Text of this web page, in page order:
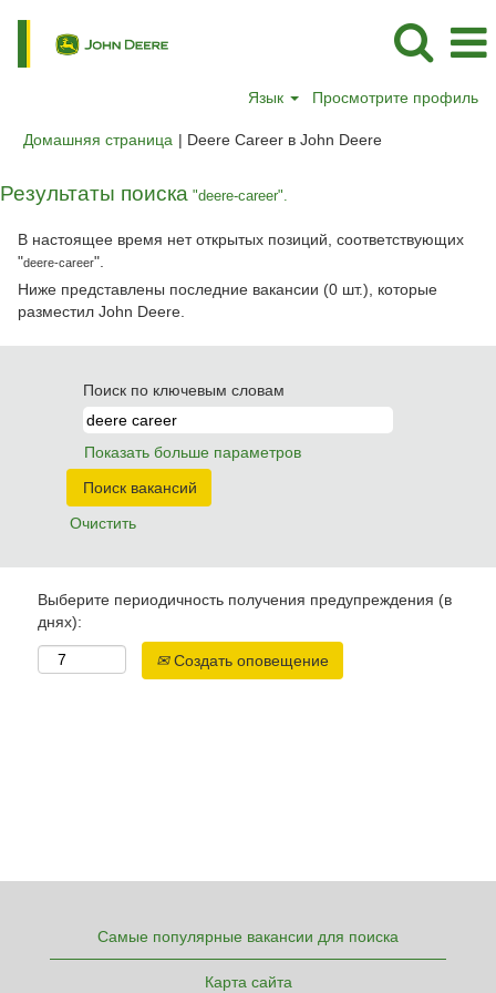
Язык Просмотрите профиль
Домашняя страница | Deere Career в John Deere(текущая
Результаты поиска "deere-career".
В настоящее время нет открытых позиций, соответствующих
"deere-career".
Ниже представлены последние вакансии (0 шт.), которые
разместил John Deere.
Поиск по ключевым словам
Показать больше параметров
Очистить
Выберите периодичность получения предупреждения (в
днях):
Создать оповещение
Самые популярные вакансии для поиска
Карта сайта